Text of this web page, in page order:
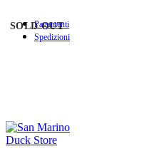
Pagamenti
Spedizioni
SOLD OUT